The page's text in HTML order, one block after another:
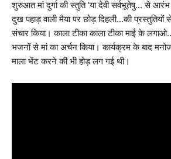
शुरुआत मां दुर्गा की स्तुति 'या देवी सर्वभूतेषु... से
दुख पहाड़ वाली मैया पर छोड़ दिहली...की प्रस्तुतियों
संचार किया। काला टीका काला टीका माई के
भजनों से मां का अर्चन किया। कार्यक्रम के बाद
माला भेंट करने की भी होड़ लग गई थी।